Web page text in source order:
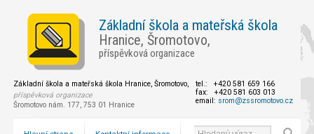
Základní škola a mateřská škola
Hranice, Šromotovo,
příspěvková organizace
Základní škola a mateřská škola Hranice, Šromotovo,
příspěvková organizace
Šromotovo nám. 177, 753 01 Hranice
tel.: +420 581 659 166
fax: +420 581 603 013
email: srom@zssromotovo.cz